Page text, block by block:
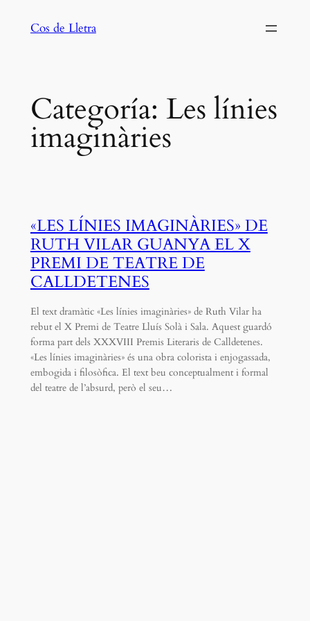
Cos de Lletra
Categoría: Les línies
imaginàries
«LES LÍNIES IMAGINÀRIES» DE
RUTH VILAR GUANYA EL X
PREMI DE TEATRE DE
CALLDETENES
El text dramàtic «Les línies imaginàries» de Ruth Vilar ha
rebut el X Premi de Teatre Lluís Solà i Sala. Aquest guardó
forma part dels XXXVIII Premis Literaris de Calldetenes.
«Les línies imaginàries» és una obra colorista i enjogassada,
embogida i filosòfica. El text beu conceptualment i formal
del teatre de l’absurd, però el seu…